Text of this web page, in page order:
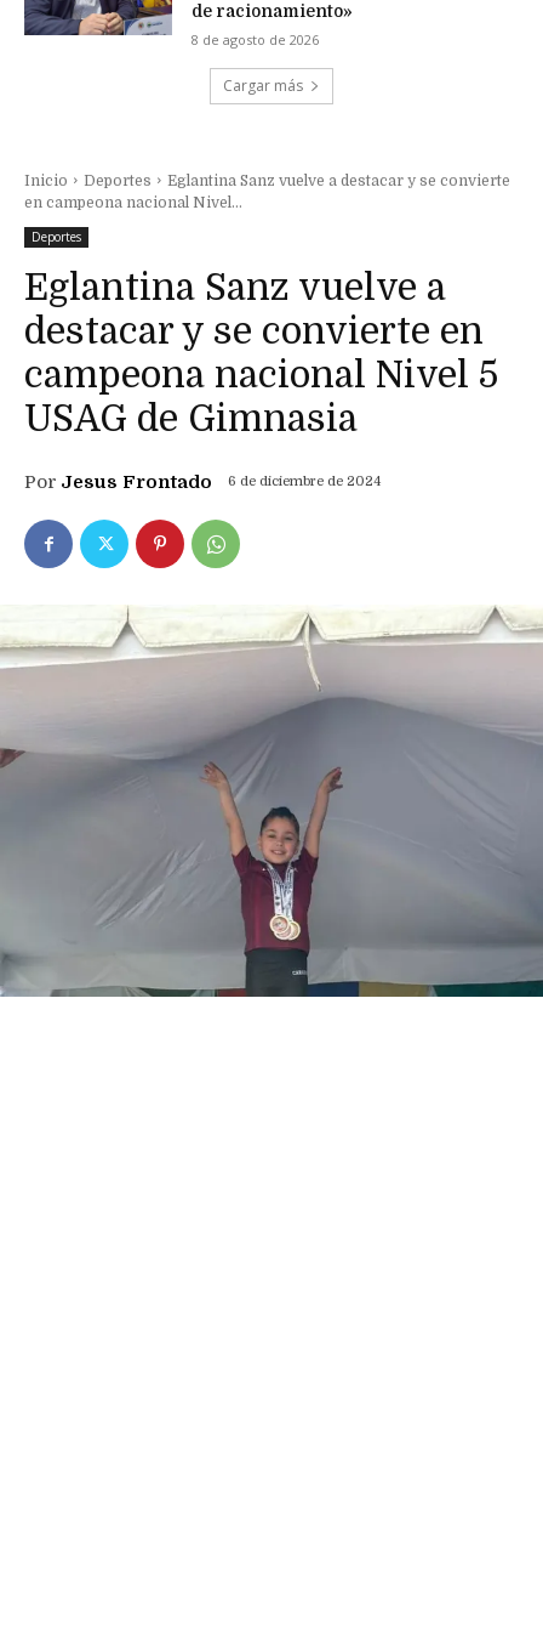
de racionamiento»
8 de agosto de 2026
Cargar más